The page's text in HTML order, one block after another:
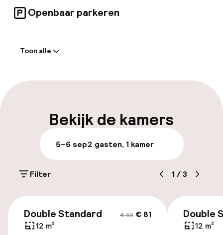
Openbaar parkeren
Meertalige medewerkers
Parkeren & mobiliteit
Parkeergelegenheid op eigen terrein
(buiten)
€ 15,00 per dag
Toegankelijkheid
Toon alle
Bekijk de kamers
5–6 sep2 gasten, 1 kamer
Filter 1 /3
€ 89 € 81
Double Standard
12 m²
Double
12 m²